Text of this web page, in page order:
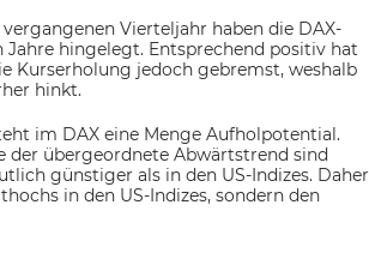
Vierteljahr haben die DAX-
Jahre hingelegt. Entsprechend positiv hat
Kurserholung jedoch gebremst, weshalb
hinkt.
im DAX eine Menge Aufholpotential.
übergeordnete Abwärtstrend sind
günstiger als in den US-Indizes. Daher
in den US-Indizes, sondern den